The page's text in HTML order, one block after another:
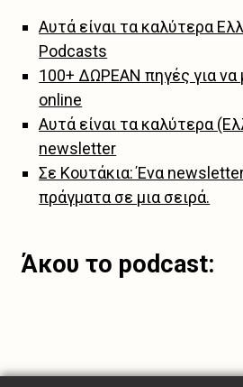
Αυτά είναι τα καλύτερα
Podcasts
100+ ΔΩΡΕΑΝ πηγές για να
online
Αυτά είναι τα καλύτερα
newsletter
Σε Κουτάκια: Ένα
πράγματα σε μια σειρά.
Άκου το podcast: